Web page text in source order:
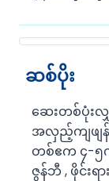
ဆစ်ပိုး
ဆေးတစ်ပုံးလ
အလှည့်ကျဖျန်
တစ်ဧက ၄-၅
ဇွန်ဘီ , ဖိုင်းရ